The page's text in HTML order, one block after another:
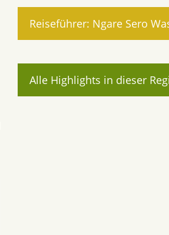
Reiseführer: Ngare Sero
Alle Highlights in dieser